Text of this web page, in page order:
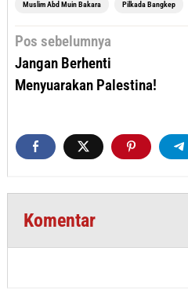
Muslim Abd Muin Bakara Pilkada Bangkep
Navigasi
Pos sebelumnya
Jangan Berhenti
Menyuarakan Palestina!
Komentar